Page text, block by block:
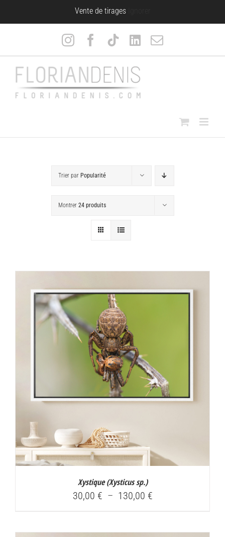
Vente de tirages
au
InstagramFacebook
TiktokLinkedIn
Email
Trier par Popularité
Montrer 24 produits
Xystique (Xysticus sp.)
30,00 € – 130,00 €Plage